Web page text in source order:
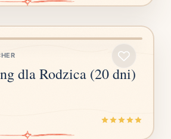
dla Rodzica (20 dni)